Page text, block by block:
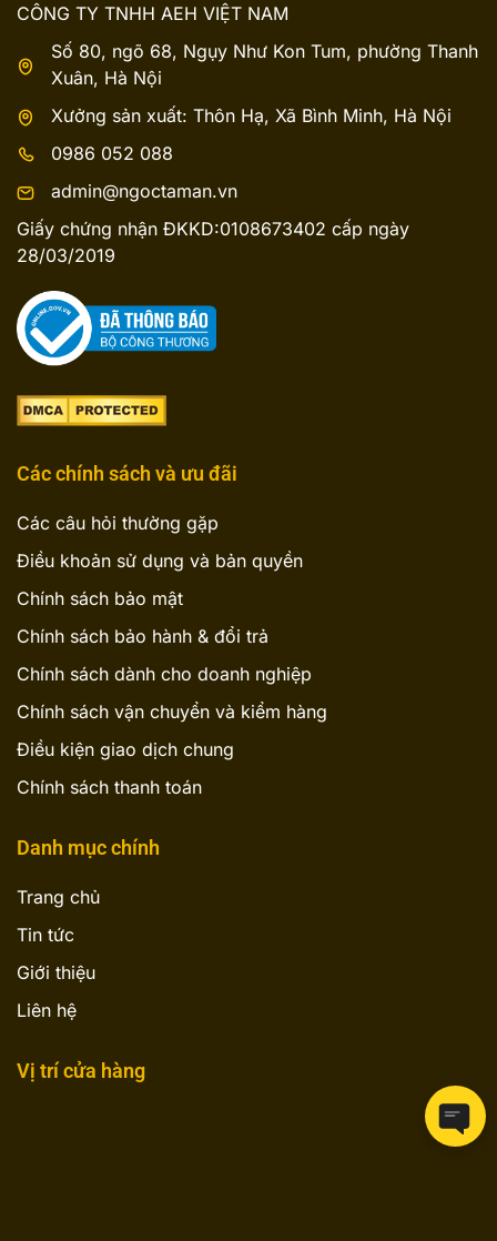
CÔNG TY TNHH AEH VIỆT NAM
Số 80, ngõ 68, Ngụy Như Kon Tum, phường Thanh
Xuân, Hà Nội
Xưởng sản xuất: Thôn Hạ, Xã Bình Minh, Hà Nội
0986 052 088
admin@ngoctaman.vn
Giấy chứng nhận ĐKKD:0108673402 cấp ngày
28/03/2019
Các chính sách và ưu đãi
Các câu hỏi thường gặp
Điều khoản sử dụng và bản quyền
Chính sách bảo mật
Chính sách bảo hành & đổi trả
Chính sách dành cho doanh nghiệp
Chính sách vận chuyển và kiểm hàng
Điều kiện giao dịch chung
Chính sách thanh toán
Danh mục chính
Trang chủ
Tin tức
Giới thiệu
Liên hệ
Vị trí cửa hàng